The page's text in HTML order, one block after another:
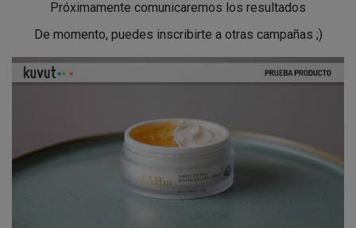
Próximamente comunicaremos los resultados
De momento, puedes inscribirte a otras campañas ;)